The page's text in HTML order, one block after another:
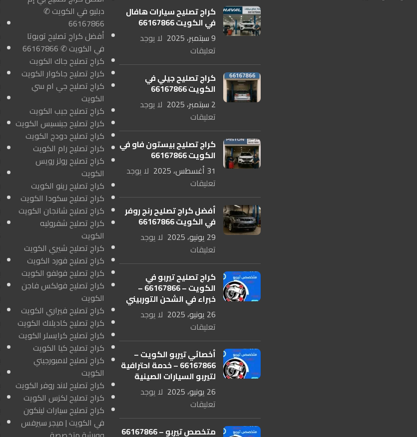
كراج تصليح سيارات هافال
في الكويت 66167866
9 سبتمبر، 2025
لا يوجد
تعليقات
كراج تصليح جيلي في
الكويت 66167866
2 سبتمبر، 2025
لا يوجد
تعليقات
كراج تصليح بيستون فاو في
الكويت 66167866
31 أغسطس، 2025
لا يوجد
تعليقات
أفضل كراج تصليح رنج روفر
في الكويت 66167866
29 يونيو، 2025
لا يوجد
تعليقات
كراج تصليح تيربو في
الكويت – 66167866 –
خبراء في الشحن التوربيني
26 يونيو، 2025
لا يوجد
تعليقات
أخصائي تيربو الكويت –
66167866 – خدمة احترافية
لتيربو السيارات الصينية
26 يونيو، 2025
لا يوجد
تعليقات
متخصص تيربو – 66167866
دبليو في الكويت ✆
66167866
أفضل كراج تصليح تويوتا
في الكويت ✆ 66167866
كراج تصليح جاك الكويت
كراج تصليح جاكوار الكويت
كراج تصليح جي ام سي
الكويت
كراج تصليح جيب الكويت
كراج تصليح جينسيس الكويت
كراج تصليح دودج الكويت
كراج تصليح رام الكويت
كراج تصليح رولز رويس
الكويت
كراج تصليح رينو الكويت
كراج تصليح سكودا الكويت
كراج تصليح شانجان الكويت
كراج تصليح شفروليه
الكويت
كراج تصليح شيري الكويت
كراج تصليح فورد الكويت
كراج تصليح فولفو الكويت
كراج تصليح فولكس فاجن
الكويت
كراج تصليح فيراري الكويت
كراج تصليح كاديلاك الكويت
كراج تصليح كرايسلر الكويت
كراج تصليح كيا الكويت
كراج تصليح لامبورجيني
الكويت
كراج تصليح لاند روفر الكويت
كراج تصليح لكزس الكويت
كراج تصليح سيارات لينكون
في الكويت | ميجر سيرفس